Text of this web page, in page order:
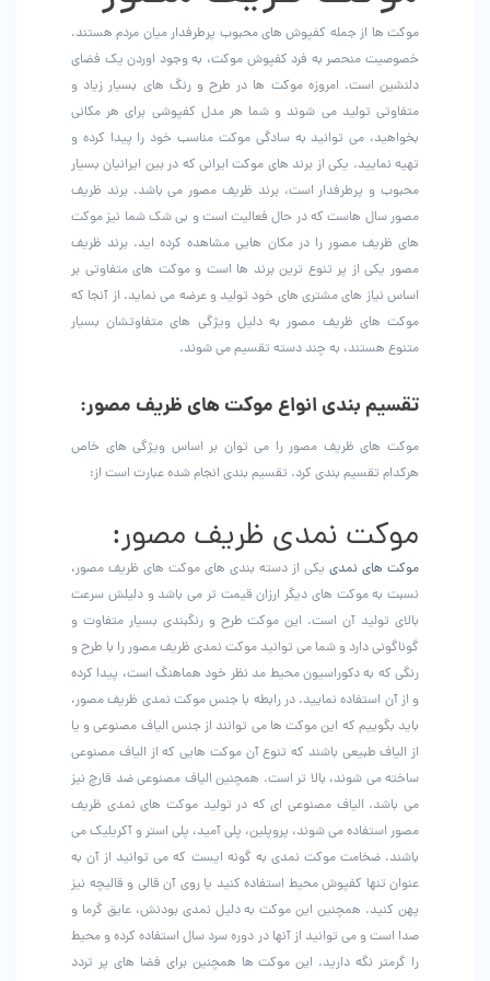
موکت ها از جمله کفپوش های محبوب پرطرفدار میان مردم هستند.
خصوصیت منحصر به فرد کفپوش موکت، به وجود اوردن یک فضای
دلنشین است‌. امروزه موکت ها در طرح و رنگ های بسیار زیاد و
متفاوتی تولید می شوند و شما هر مدل کفپوشی برای هر مکانی
بخواهید، می توانید به سادگی موکت مناسب خود را پیدا کرده و
تهیه نمایید. یکی از برند های موکت ایرانی که در بین ایرانیان بسیار
محبوب و پرطرفدار است، برند ظریف مصور می باشد. برند ظریف
مصور سال هاست که در حال فعالیت است و بی شک شما نیز موکت
های ظریف مصور را در مکان هایی مشاهده کرده اید. برند ظریف
مصور یکی از پر تنوع ترین برند ها است و موکت های متفاوتی بر
اساس نیاز های مشتری های خود تولید و عرضه می نماید. از آنجا که
موکت های ظریف مصور به دلیل ویژگی های متفاوتشان بسیار
متنوع هستند، به چند دسته تقسیم می شوند.
تقسیم بندی انواع موکت های ظریف مصور:
موکت های ظریف مصور را می توان بر اساس ویژگی های خاص
هرکدام تقسیم بندی کرد. تقسیم بندی انجام شده عبارت است از:
موکت نمدی ظریف مصور:
موکت های نمدی یکی از دسته بندی های موکت های ظریف مصور،
نسبت به موکت های دیگر ارزان قیمت تر می باشد و دلیلش سرعت
بالای تولید آن است. این موکت طرح و رنگبندی بسیار متفاوت و
گوناگونی دارد و شما می توانید موکت نمدی ظریف مصور را با طرح و
رنگی که به دکوراسیون محیط مد نظر خود هماهنگ است، پیدا کرده
و از آن استفاده نمایید. در رابطه با جنس موکت نمدی ظریف مصور،
باید بگوییم که این موکت ها می توانند از جنس الیاف مصنوعی و یا
از الیاف طبیعی باشند که تنوع آن موکت هایی که از الیاف مصنوعی
ساخته می شوند، بالا تر است. همچنین الیاف مصنوعی ضد قارچ نیز
می باشد. الیاف مصنوعی ای که در تولید موکت های نمدی ظریف
مصور استفاده می شوند، پروپلین، پلی آمید، پلی استر و آکریلیک می
باشند. ضخامت موکت نمدی به گونه ایست که می توانید از آن به
عنوان تنها کفپوش محیط استفاده کنید یا روی آن قالی و قالیچه نیز
پهن کنید. همچنین این موکت به دلیل نمدی بودنش، عایق گرما و
صدا است و می توانید از آنها در دوره سرد سال استفاده کرده و محیط
را گرمتر نگه دارید. این موکت ها همچنین برای فضا های پر تردد